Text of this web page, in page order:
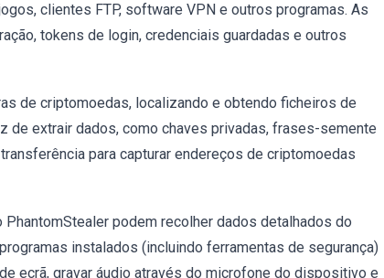
clientes FTP, software VPN e outros programas. As
tokens de login, credenciais guardadas e outros
de criptomoedas, localizando e obtendo ficheiros de
de extrair dados, como chaves privadas, frases-semente
para capturar endereços de criptomoedas
podem recolher dados detalhados do
instalados (incluindo ferramentas de segurança)
ecrã, gravar áudio através do microfone do dispositivo e